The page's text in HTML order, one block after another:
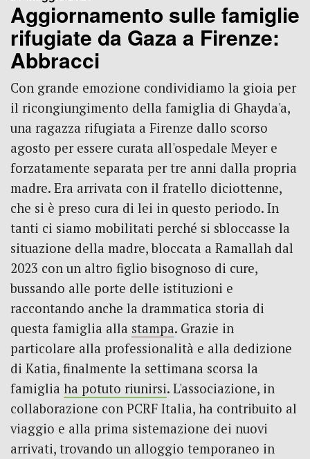
Aggiornamento sulle famiglie
rifugiate da Gaza a Firenze:
Abbracci
Con grande emozione condividiamo la gioia per
il ricongiungimento della famiglia di Ghayda'a,
una ragazza rifugiata a Firenze dallo scorso
agosto per essere curata all'ospedale Meyer e
forzatamente separata per tre anni dalla propria
madre. Era arrivata con il fratello diciottenne,
che si è preso cura di lei in questo periodo. In
tanti ci siamo mobilitati perché si sbloccasse la
situazione della madre, bloccata a Ramallah dal
2023 con un altro figlio bisognoso di cure,
bussando alle porte delle istituzioni e
raccontando anche la drammatica storia di
questa famiglia alla stampa. Grazie in
particolare alla professionalità e alla dedizione
di Katia, finalmente la settimana scorsa la
famiglia ha potuto riunirsi. L'associazione, in
collaborazione con PCRF Italia, ha contribuito al
viaggio e alla prima sistemazione dei nuovi
arrivati, trovando un alloggio temporaneo in